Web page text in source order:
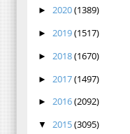
► 2020(1389)
► 2019(1517)
► 2018(1670)
► 2017(1497)
► 2016(2092)
▼ 2015(3095)